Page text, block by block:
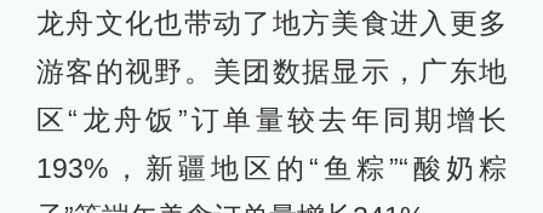
龙舟文化也带动了地方美食进入更多
游客的视野。美团数据显示，广东地
区“龙舟饭”订单量较去年同期增长
193%，新疆地区的“鱼粽”“酸奶粽